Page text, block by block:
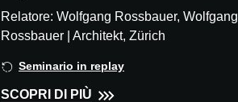
Relatore: Wolfgang Rossbauer, Wolfgang
Rossbauer | Architekt, Zürich
Seminario in replay
SCOPRI DI PIÙ